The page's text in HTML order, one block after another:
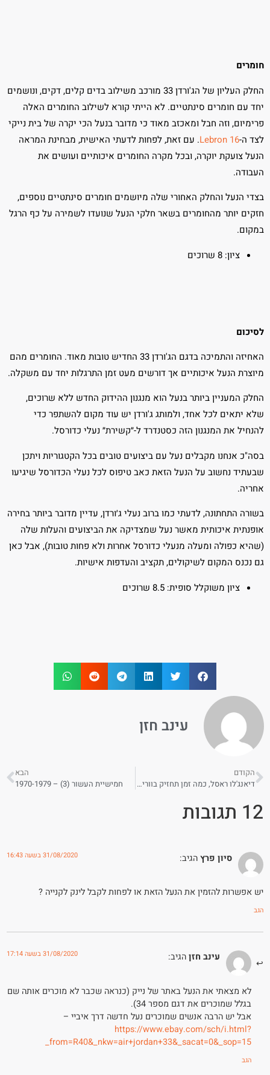
חומרים
החלק העליון של הג'ורדן 33 מורכב משילוב בדים קלים, דקים, ונושמים
יחד עם חומרים סינתטיים. לא הייתי קורא לשילוב החומרים האלה
פרימיום, וזה חבל ומאכזב מאוד כי מדובר בנעל הכי יקרה של בית נייקי
לצד ה-Lebron 16. עם זאת, לפחות לדעתי האישית, מבחינת המראה
הנעל צועקת יוקרה, ובכל מקרה החומרים איכותיים ועושים את
העבודה.
בצדי הנעל והחלק האחורי שלה מיושמים חומרים סינתטיים נוספים,
חזקים יותר מהחומרים בשאר חלקי הנעל שנועדו לשמירה על כף הרגל
במקום.
ציון: 8 שרוכים
לסיכום
האחיזה והתמיכה בדגם הג'ורדן 33 החדיש טובות מאוד. החומרים מהם
מיוצרת הנעל איכותיים אך דורשים מעט זמן התרגלות יחד עם משקלה.
החלק המעניין ביותר בנעל הוא מנגנון ההידוק החדש ללא שרוכים,
שלא יתאים לכל אחד, ולמותג ג'ורדן יש עוד מקום להשתפר כדי
להנחיל את המנגנון הזה כסטנדרד ל-״קשירת״ נעלי כדורסל.
בסה"כ אנחנו מקבלים נעל עם ביצועים טובים בכל הקטגוריות ויתכן
שבעתיד נחשוב על הנעל הזאת כאב טיפוס לכל נעלי הכדורסל שיגיעו
אחריה.
בשורה התחתונה, לדעתי כמו ברוב נעלי ג׳ורדן, עדיין מדובר ביותר בחירה
אופנתית איכותית מאשר נעל שמצדיקה את הביצועים והעלות שלה
(שהיא כפולה ומעלה מנעלי כדורסל אחרות ולא פחות טובות), אבל כאן
גם נכנס המקום לשיקולים, תקציב והעדפות אישיות.
ציון משוקלל סופית: 8.5 שרוכים
עינב חזן
הקודם
דיאנג'לו ראסל, כמה זמן תחזיק בווריורס?
הבא
חמישיית העשור (3) – 1970-1979
12 תגובות
סיון פרץהגיב: 31/08/2020 בשעה 16:43
יש אפשרות להזמין את הנעל הזאת או לפחות לקבל לינק לקנייה ?
הגב
עינב חזןהגיב: 31/08/2020 בשעה 17:14
לא מצאתי את הנעל באתר של נייק (כנראה שכבר לא מוכרים אותה שם
בגלל שמוכרים את דגם מספר 34).
אבל יש הרבה אנשים שמוכרים נעל חדשה דרך איביי –
https://www.ebay.com/sch/i.html?
_from=R40&_nkw=air+jordan+33&_sacat=0&_sop=15
הגב